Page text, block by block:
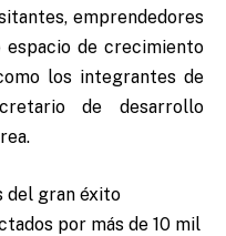
emprendedores
de crecimiento
los integrantes de
de desarrollo
del gran éxito
por más de 10 mil